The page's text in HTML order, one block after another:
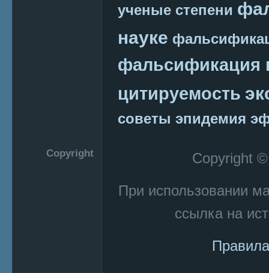
ученые степени
науке
фальсификация
цитируемость
советы эпидемия
Copyright
Copyright
При использовании
ссылка на